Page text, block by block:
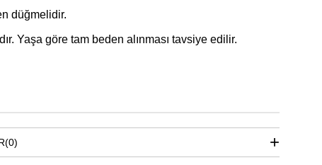
düğmelidir.
Yaşa göre tam beden alınması tavsiye edilir.
(0)